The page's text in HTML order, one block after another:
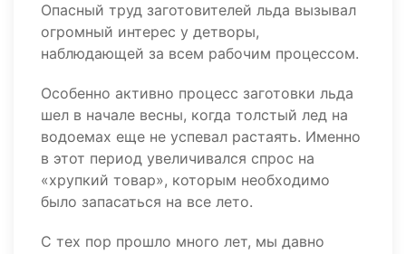
Опасный труд заготовителей льда вызывал
огромный интерес у детворы,
наблюдающей за всем рабочим процессом.
Особенно активно процесс заготовки льда
шел в начале весны, когда толстый лед на
водоемах еще не успевал растаять. Именно
в этот период увеличивался спрос на
«хрупкий товар», которым необходимо
было запасаться на все лето.
С тех пор прошло много лет, мы давно